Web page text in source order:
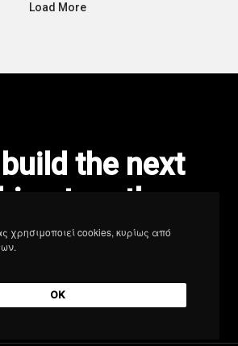
Load More
build the next
together
χρησιμοποιεί cookies, κυρίως από
OK